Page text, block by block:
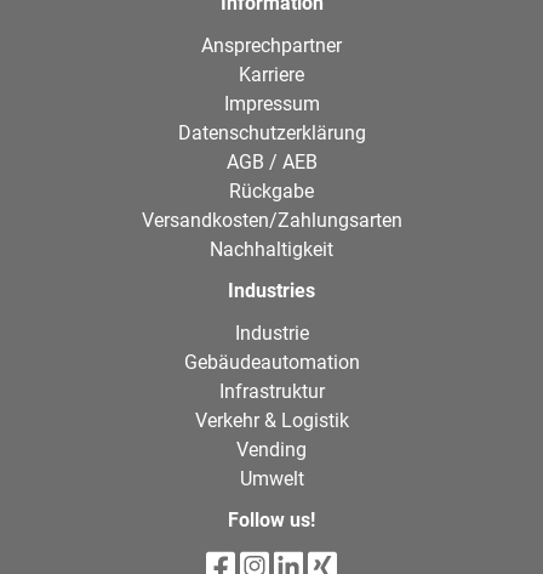
Ansprechpartner
Karriere
Impressum
Datenschutzerklärung
AGB / AEB
Rückgabe
Versandkosten/Zahlungsarten
Nachhaltigkeit
Industries
Industrie
Gebäudeautomation
Infrastruktur
Verkehr & Logistik
Vending
Umwelt
Follow us!